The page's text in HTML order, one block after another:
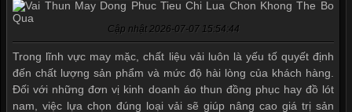
Cập nhật 2026-07-07 15:54:44
Trong lĩnh vực may mặc, chất liệu vải luôn là yếu tố quyết định
đến chất lượng sản phẩm và mức độ hài lòng của khách hàng.
Đối với những đơn vị kinh doanh áo thun đồng phục hay đồ lót
nam, việc lựa chọn đúng loại vải sẽ giúp nâng cao giá trị sản